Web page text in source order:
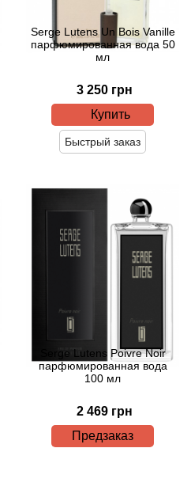
Serge Lutens Un Bois Vanille
парфюмированная вода 50
мл
3 250 грн
Купить
Быстрый заказ
Serge Lutens Poivre Noir
парфюмированная вода
100 мл
2 469 грн
Предзаказ